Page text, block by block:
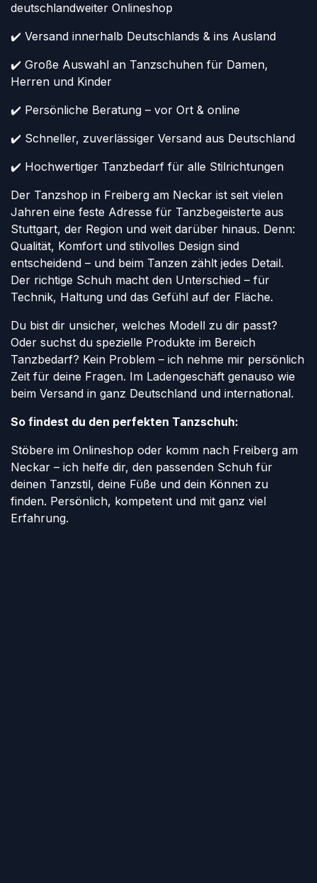
deutschlandweiter Onlineshop
✔️ Versand innerhalb Deutschlands & ins Ausland
✔️ Große Auswahl an Tanzschuhen für Damen,
Herren und Kinder
✔️ Persönliche Beratung – vor Ort & online
✔️ Schneller, zuverlässiger Versand aus Deutschland
✔️ Hochwertiger Tanzbedarf für alle Stilrichtungen
Der Tanzshop in Freiberg am Neckar ist seit vielen
Jahren eine feste Adresse für Tanzbegeisterte aus
Stuttgart, der Region und weit darüber hinaus. Denn:
Qualität, Komfort und stilvolles Design sind
entscheidend – und beim Tanzen zählt jedes Detail.
Der richtige Schuh macht den Unterschied – für
Technik, Haltung und das Gefühl auf der Fläche.
Du bist dir unsicher, welches Modell zu dir passt?
Oder suchst du spezielle Produkte im Bereich
Tanzbedarf? Kein Problem – ich nehme mir persönlich
Zeit für deine Fragen. Im Ladengeschäft genauso wie
beim Versand in ganz Deutschland und international.
So findest du den perfekten Tanzschuh:
Stöbere im Onlineshop oder komm nach Freiberg am
Neckar – ich helfe dir, den passenden Schuh für
deinen Tanzstil, deine Füße und dein Können zu
finden. Persönlich, kompetent und mit ganz viel
Erfahrung.